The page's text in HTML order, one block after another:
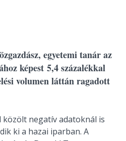
egyetemi tanár az
képest 5,4 százalékkal
volumen láttán ragadott
negatív adatoknál is
ki a hazai iparban. A